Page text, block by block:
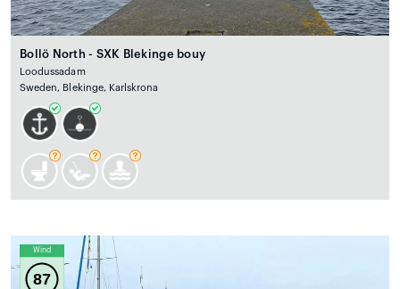
Bollö North - SXK Blekinge bouy
Loodussadam
Sweden, Blekinge, Karlskrona
Wind
87